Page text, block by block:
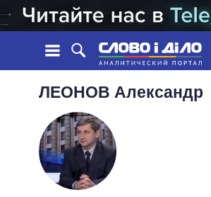
НОВОСТИ
ЛЕНТА
СОБЫТИЯ
СТАТЬИ
МНЕНИЯ
ВСЕ ПОЛИТИКИ
ЛЕОНОВ Александр